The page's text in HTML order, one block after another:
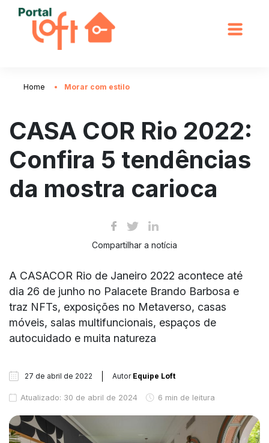
Home Morar com estilo
CASA COR Rio 2022:
Confira 5 tendências
da mostra carioca
Compartilhar a notícia
A CASACOR Rio de Janeiro 2022 acontece até
dia 26 de junho no Palacete Brando Barbosa e
traz NFTs, exposições no Metaverso, casas
móveis, salas multifuncionais, espaços de
autocuidado e muita natureza
27 de abril de 2022 Autor Equipe Loft
Atualizado: 30 de abril de 2024 6 min de leitura